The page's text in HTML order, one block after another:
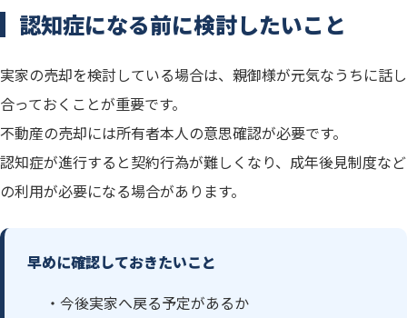
認知症になる前に検討したいこと
実家の売却を検討している場合は、親御様が元気なうちに話し
合っておくことが重要です。
不動産の売却には所有者本人の意思確認が必要です。
認知症が進行すると契約行為が難しくなり、成年後見制度など
の利用が必要になる場合があります。
早めに確認しておきたいこと
・今後実家へ戻る予定があるか